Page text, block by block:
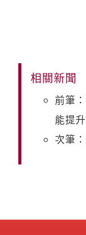
相關新聞
前筆
能提升
次筆